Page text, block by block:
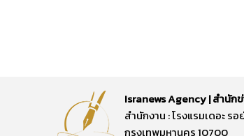
Isranews Agency | สำนัก
สำนักงาน : โรงแรมเดอะ
กรุงเทพมหานคร 10700